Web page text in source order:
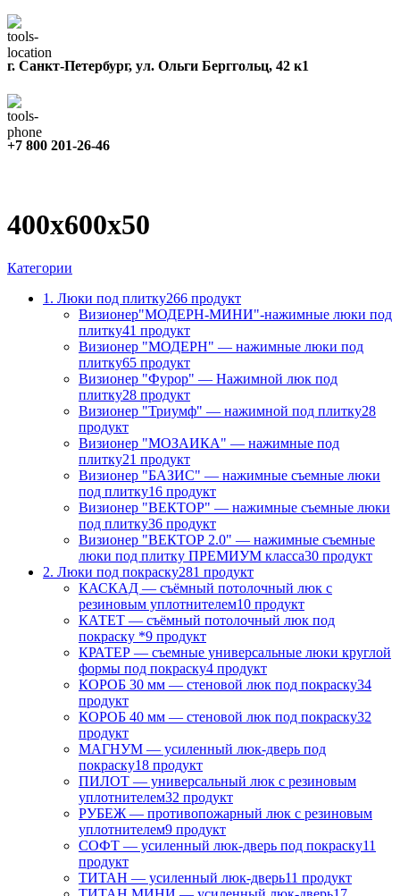
г. Санкт-Петербург, ул. Ольги Берггольц, 42 к1
+7 800 201-26-46
400x600x50
Категории
1. Люки под плитку266 продукт
Визионер"МОДЕРН-МИНИ"-нажимные люки под
плитку41 продукт
Визионер "МОДЕРН" — нажимные люки под
плитку65 продукт
Визионер "Фурор" — Нажимной люк под
плитку28 продукт
Визионер "Триумф" — нажимной под плитку28
продукт
Визионер "МОЗАИКА" — нажимные под
плитку21 продукт
Визионер "БАЗИС" — нажимные съемные люки
под плитку16 продукт
Визионер "ВЕКТОР" — нажимные съемные люки
под плитку36 продукт
Визионер "ВЕКТОР 2.0" — нажимные съемные
люки под плитку ПРЕМИУМ класса30 продукт
2. Люки под покраску281 продукт
КАСКАД — съёмный потолочный люк с
резиновым уплотнителем10 продукт
КАТЕТ — съёмный потолочный люк под
покраску *9 продукт
КРАТЕР — съемные универсальные люки круглой
формы под покраску4 продукт
КОРОБ 30 мм — стеновой люк под покраску34
продукт
КОРОБ 40 мм — стеновой люк под покраску32
продукт
МАГНУМ — усиленный люк-дверь под
покраску18 продукт
ПИЛОТ — универсальный люк с резиновым
уплотнителем32 продукт
РУБЕЖ — противопожарный люк с резиновым
уплотнителем9 продукт
СОФТ — усиленный люк-дверь под покраску11
продукт
ТИТАН — усиленный люк-дверь11 продукт